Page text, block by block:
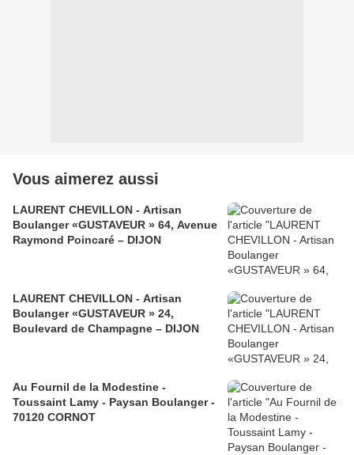
Vous aimerez aussi
LAURENT CHEVILLON - Artisan
Boulanger «GUSTAVEUR » 64, Avenue
Raymond Poincaré – DIJON
LAURENT CHEVILLON - Artisan
Boulanger «GUSTAVEUR » 24,
Boulevard de Champagne – DIJON
Au Fournil de la Modestine -
Toussaint Lamy - Paysan Boulanger -
70120 CORNOT